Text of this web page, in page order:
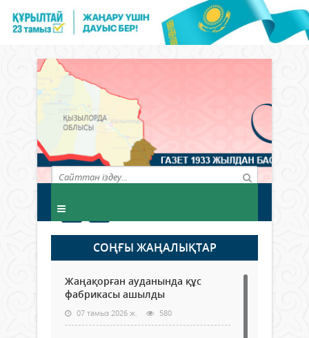
СОҢҒЫ ЖАҢАЛЫҚТАР
Жаңақорған ауданында құс
фабрикасы ашылды
07 тамыз 2026 ж. 580